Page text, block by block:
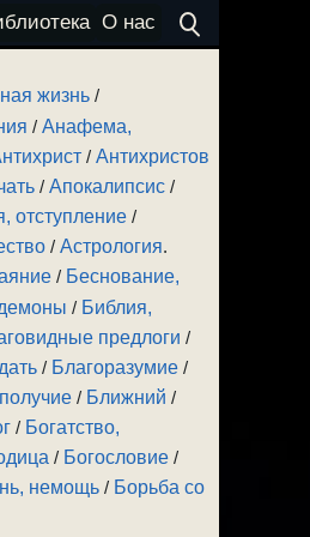
О нас
жизнь /
/Анафема,
/Антихристов
/Апокалипсис /
отступление /
/Астрология.
/ Беснование,
/ Библия,
предлоги /
/ Благоразумие /
/ Ближний /
/ Богатство,
/ Богословие /
немощь / Борьба со